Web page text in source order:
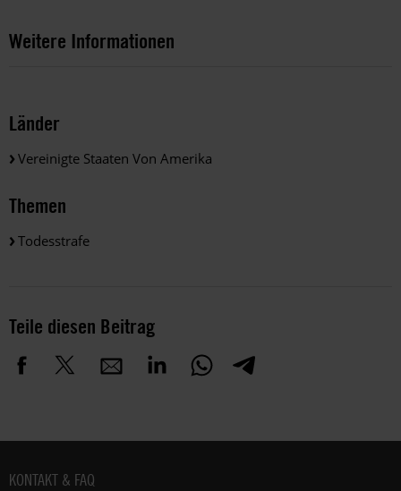
Weitere Informationen
Länder
Vereinigte Staaten Von Amerika
Themen
Todesstrafe
Teile diesen Beitrag
Fußbereich
KONTAKT & FAQ